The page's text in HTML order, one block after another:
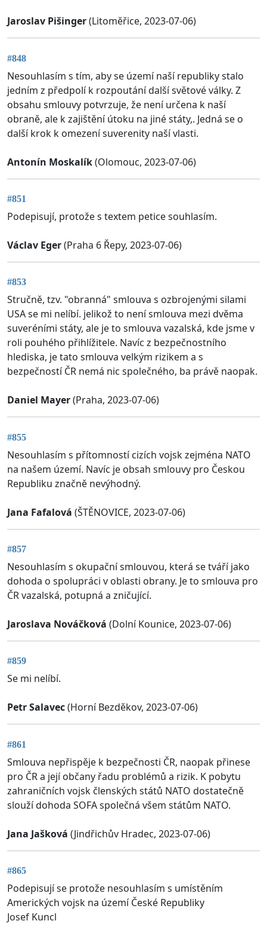
Jaroslav Pišinger(Litoměřice, 2023-07-06)
#848
Nesouhlasím s tím, aby se území naší republiky stalo
jedním z předpolí k rozpoutání další světové války. Z
obsahu smlouvy potvrzuje, že není určena k naší
obraně, ale k zajištění útoku na jiné státy,. Jedná se o
další krok k omezení suverenity naší vlasti.
Antonín Moskalík(Olomouc, 2023-07-06)
#851
Podepisují, protože s textem petice souhlasím.
Václav Eger(Praha 6 Řepy, 2023-07-06)
#853
Stručně, tzv. "obranná" smlouva s ozbrojenými silami
USA se mi nelíbí. jelikož to není smlouva mezi dvěma
suveréními státy, ale je to smlouva vazalská, kde jsme v
roli pouhého přihlížitele. Navíc z bezpečnostního
hlediska, je tato smlouva velkým rizikem a s
bezpečností ČR nemá nic společného, ba právě naopak.
Daniel Mayer(Praha, 2023-07-06)
#855
Nesouhlasím s přítomností cizích vojsk zejména NATO
na našem území. Navíc je obsah smlouvy pro Českou
Republiku značně nevýhodný.
Jana Fafalová (ŠTĚNOVICE, 2023-07-06)
#857
Nesouhlasím s okupační smlouvou, která se tváří jako
dohoda o spolupráci v oblasti obrany. Je to smlouva pro
ČR vazalská, potupná a zničující.
Jaroslava Nováčková (Dolní Kounice, 2023-07-06)
#859
Se mi nelíbí.
Petr Salavec(Horní Bezděkov, 2023-07-06)
#861
Smlouva nepřispěje k bezpečnosti ČR, naopak přinese
pro ČR a její občany řadu problémů a rizik. K pobytu
zahraničních vojsk členských států NATO dostatečně
slouží dohoda SOFA společná všem státům NATO.
Jana Jašková (Jindřichův Hradec, 2023-07-06)
#865
Podepisují se protože nesouhlasím s umístěním
Amerických vojsk na území České Republiky
Josef Kuncl